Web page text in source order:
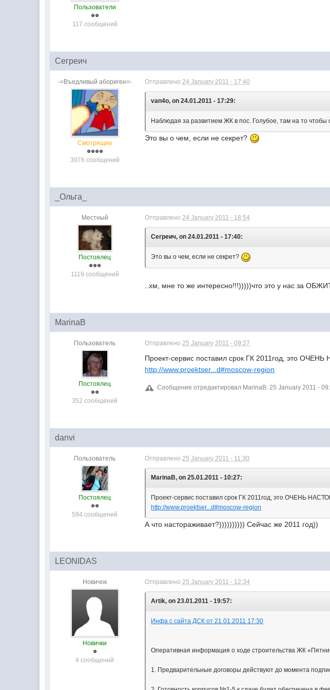
Пользователи
117 сообщений
Сегреич
-=Въедливый абориген=-
Смотрящие
3076 сообщений
Отправлено24 January 2011 - 17:40
van4o, on 24.01.2011 - 17:29:
Наблюдая за развитием ЖК в пос. Голубое, там на то чтобы
Это вы о чем, если не секрет?
_Ольга_
Местный
Постоялец
1119 сообщений
Отправлено24 January 2011 - 18:54
Сегреич, on 24.01.2011 - 17:40:
Это вы о чем, если не секрет?
..хм, мне то же интересно!!!)))))что это у нас за
MarinaB
Пользователь
Постоялец
352 сообщений
Отправлено25 January 2011 - 09:27
Проект-сервис поставил срок ГК 2011год, это
http://www.proektser...d#moscow-region
Сообщение отредактировал MarinaB: 25 January 2011 -
danvi
Пользователь
Постоялец
594 сообщений
Отправлено25 January 2011 - 11:30
MarinaB, on 25.01.2011 - 10:27:
Проект-сервис поставил срок ГК 2011год, это ОЧЕНЬ
http://www.proektser...d#moscow-region
А что настораживает?)))))))))) Сейчас же 2011 год))
LEONIDAS
Новичок
Новички
4 сообщений
Отправлено25 January 2011 - 12:34
Artik, on 23.01.2011 - 19:57:
Инфа с сайта ДСК от 21.01.2011 17:30
Оперативная информация о ходе строительства ЖК
1. Предварительные договоры действуют до момента